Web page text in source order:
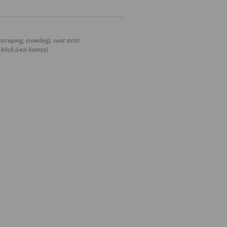
crawling), sunt strict
(vezi licența).